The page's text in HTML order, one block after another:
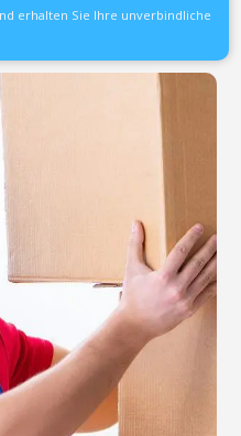
erhalten Sie Ihre unverbindliche